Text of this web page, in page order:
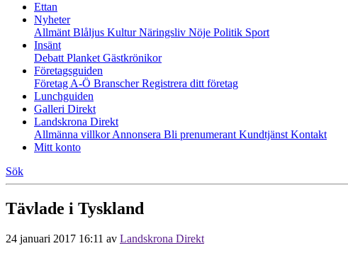
Ettan
Nyheter
Allmänt Blåljus KulturNäringsliv Nöje Politik Sport
Insänt
Debatt Planket Gästkrönikor
Företagsguiden
Företag A-Ö BranscherRegistrera ditt företag
Lunchguiden
Galleri Direkt
Landskrona Direkt
Allmänna villkorAnnonsera Bli prenumerant Kundtjänst Kontakt
Mitt konto
Sök
Tävlade i Tyskland
24 januari 2017 16:11 av Landskrona Direkt